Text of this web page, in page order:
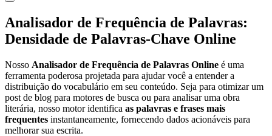
Analisador de Frequência de Palavras:
Densidade de Palavras-Chave Online
Nosso Analisador de Frequência de Palavras Online é uma
ferramenta poderosa projetada para ajudar você a entender a
distribuição do vocabulário em seu conteúdo. Seja para otimizar um
post de blog para motores de busca ou para analisar uma obra
literária, nosso motor identifica as palavras e frases mais
frequentes instantaneamente, fornecendo dados acionáveis para
melhorar sua escrita.